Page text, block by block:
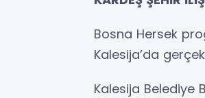
Bosna Hersek
Kalesija’da
Kalesija Belediye